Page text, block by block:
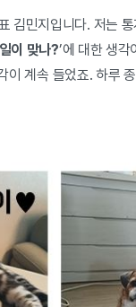
김민지입니다. 저는
이 맞나?’에 대한 생
이 계속 들었죠. 하루